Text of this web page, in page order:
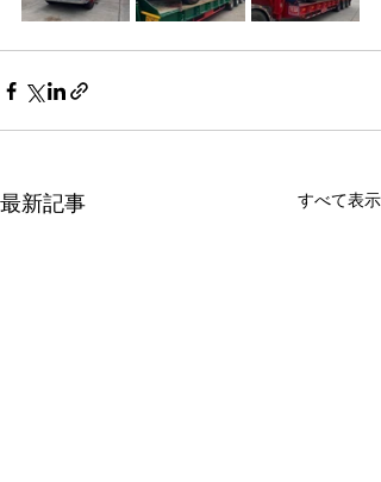
最新記事 すべて表示